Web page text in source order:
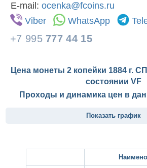
E-mail: ocenka@fcoins.ru
Viber
WhatsApp
+7 995 777 44 15
Цена монеты 2 копейки 1884 г.
состоянии VF
Проходы и динамика цен в
Показать график